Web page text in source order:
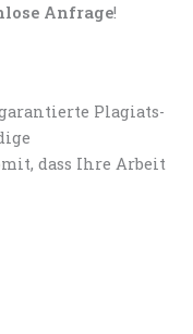
Anfrage!
Plagiats-
dass Ihre Arbeit